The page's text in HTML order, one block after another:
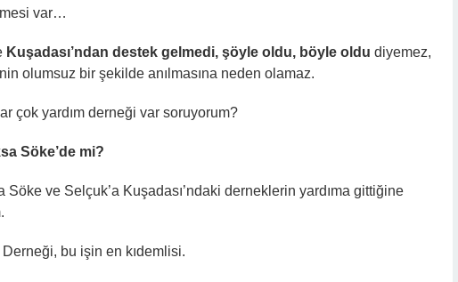
var…
Kuşadası’ndan destek gelmedi, şöyle oldu, böyle oldu diyemez,
olumsuz bir şekilde anılmasına neden olamaz.
çok yardım derneği var soruyorum?
Söke’de mi?
Söke ve Selçuk’a Kuşadası’ndaki derneklerin yardıma gittiğine
bu işin en kıdemlisi.